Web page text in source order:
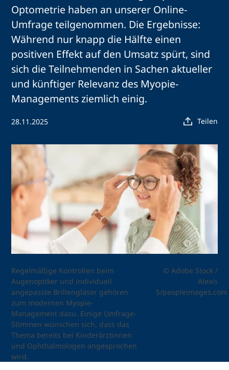
Optometrie haben an unserer Online-
Umfrage teilgenommen. Die Ergebnisse:
Während nur knapp die Hälfte einen
positiven Effekt auf den Umsatz spürt, sind
sich die Teilnehmenden in Sachen aktueller
und künftiger Relevanz des Myopie-
Managements ziemlich einig.
28.11.2025 Teilen
Regelmäßige Kontrollen beim
Augenoptiker und individuell
angepasste Brillengläser gehören
zum modernen Myopie-
Management dazu. Einige Umfrage-
Stimmen wünschen sich, dass das
Thema bereits bei Kinderärztinnen
und Ophthalmologen angesprochen
wird.
© Adobe Stock /
Alexis
S/peopleimages.com